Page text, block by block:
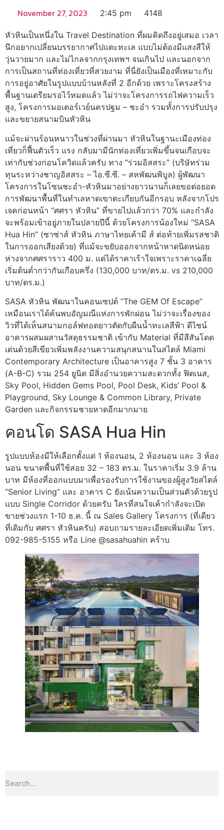
November 27, 2023 2:45 pm 4148
หัวหินเป็นหนึ่งใน Travel Destination ที่ผมคิดถึงอยู่เสมอ เวลา
นึกอยากเปลี่ยนบรรยากาศไปแตะทะเล แบบไม่ต้องมีแสงสีให้
วุ่นวายมาก และไม่ไกลจากกรุงเทพฯ จนเกินไป และนอกจาก
การเป็นสถานที่ท่องเที่ยวที่สวยงาม ที่นี่ยังเป็นเมืองที่เหมาะกับ
การอยู่อาศัยในรูปแบบบ้านหลังที่ 2 อีกด้วย เพราะโครงสร้าง
พื้นฐานเตรียมรอไว้หมดแล้ว ไม่ว่าจะโครงการรถไฟความเร็ว
สูง, โครงการมอเตอร์เวย์นครปฐม – ชะอำ รวมทั้งการปรับปรุง
และขยายสนามบินหัวหิน
แม้จะผ่านร้อนหนาวในช่วงที่ผ่านมา หัวหินในฐานะเมืองท่อง
เที่ยวก็ฟื้นตัวเร็ว แรง กลับมามีนักท่องเที่ยวเพิ่มขึ้นจนเกือบจะ
เท่ากับช่วงก่อนโควิดแล้วครับ ทาง “ร่วมอิสสระ” (บริษัทร่วม
ทุนระหว่างชาญอิสสระ – ไอ.ซี.ซี. – สหพัฒนพิบูล) ผู้พัฒนา
โครงการในโซนชะอำ-หัวหินมาอย่างยาวนานก็เลยขอต่อยอด
การพัฒนาพื้นที่ในทำเลหาดเขาตะเกียบกันอีกรอบ หลังจากโปร
เจคก่อนหน้า “ศศรา หัวหิน” ที่ขายไปแล้วกว่า 70% และกำลัง
จะพร้อมเข้าอยู่ภายในปลายปีนี้ ด้วยโครงการน้องใหม่ “SASA
Hua Hin” (ซาซ่าส์ หัวหิน ภาษาไทยเค้ามี ส์ ต่อท้ายเพิ่มรสชาติ
ในการออกเสียงด้วย) ที่แม้จะขยับออกจากหน้าหาดนิดหน่อย
ห่างจากศศราราว 400 ม. แต่ได้ราคาเร้าใจเพราะราคาเฉลี่ย
เริ่มต้นต่ำกว่ากันเกือบครึ่ง (130,000 บาท/ตร.ม. vs 210,000
บาท/ตร.ม.)
SASA หัวหิน พัฒนาในคอนเซปต์ “The GEM Of Escape”
เหมือนเราได้ค้นพบอัญมณีแห่งการพักผ่อน ไม่ว่าจะเรื่องของ
วิวที่ได้เห็นสนามกอล์ฟทอดยาวตัดกับผืนน้ำทะเลสีฟ้า ดีไซน์
อาคารผสมผสานวัสดุธรรมชาติ เข้ากับ Material ที่มีสีสันโดด
เด่นด้วยสีเขียวเพิ่มพลังงานความสนุกสนานในสไตล์ Miami
Contemporary Architecture เป็นอาคารสูง 7 ชั้น 3 อาคาร
(A-B-C) รวม 254 ยูนิต มีสิ่งอำนวยความสะดวกทั้ง ฟิตเนส,
Sky Pool, Hidden Gems Pool, Pool Desk, Kids’ Pool &
Playground, Sky Lounge & Common Library, Private
Garden และกิจกรรมชายหาดอีกมากมาย
คอนโด SASA Hua Hin
รูปแบบห้องมีให้เลือกตั้งแต่ 1 ห้องนอน, 2 ห้องนอน และ 3 ห้อง
นอน ขนาดพื้นที่ใช้สอย 32 – 183 ตร.ม. ในราคาเริ่ม 3.9 ล้าน
บาท มีห้องที่ออกแบบมาเพื่อรองรับการใช้งานของผู้สูงวัยสไตล์
“Senior Living” และ อาคาร C ยังเน้นความเป็นส่วนตัวด้วยรูป
แบบ Single Corridor ด้วยครับ ใครที่สนใจเค้ากำลังจะเปิด
ขายช่วงแรก 1-10 ธ.ค. นี้ ณ Sales Gallery โครงการ (ที่เดียว
ที่เดิมกับ ศศรา หัวหินครับ) สอบถามรายละเอียดเพิ่มเติม โทร.
092-985-5155 หรือ Line @sasahuahin คร้าบ